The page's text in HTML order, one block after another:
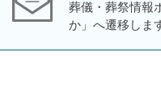
葬儀・葬祭情報
か」へ遷移しま